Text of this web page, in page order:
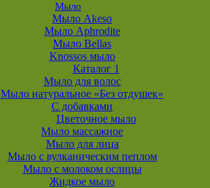
Мыло
Мыло Akeso
Мыло Aphrodite
Мыло Bellas
Knossos мыло
Каталог 1
Мыло для волос
Мыло натуральное «Без отдушек»
С добавками
Цветочное мыло
Мыло массажное
Мыло для лица
Мыло с вулканическим пеплом
Мыло с молоком ослицы
Жидкое мыло